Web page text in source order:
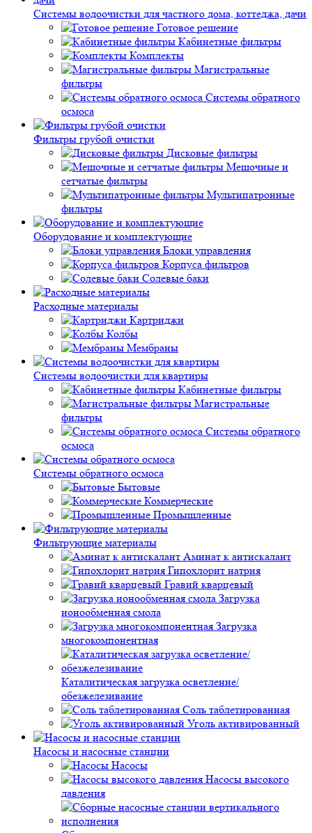
Системы водоочистки для частного дома, коттеджа, дачи
Готовое решение
Кабинетные фильтры
Комплекты
Магистральные
фильтры
Системы обратного
осмоса
Фильтры грубой очистки
Дисковые фильтры
Мешочные и
сетчатые фильтры
Мультипатронные
фильтры
Оборудование и комплектующие
Блоки управления
Корпуса фильтров
Солевые баки
Расходные материалы
Картриджи
Колбы
Мембраны
Системы водоочистки для квартиры
Кабинетные фильтры
Магистральные
фильтры
Системы обратного
осмоса
Системы обратного осмоса
Бытовые
Коммерческие
Промышленные
Фильтрующие материалы
Аминат к антискалант
Гипохлорит натрия
Гравий кварцевый
Загрузка
ионообменная смола
Загрузка
многокомпонентная
Каталитическая загрузка осветление/
обезжелезивание
Соль таблетированная
Уголь активированный
Насосы и насосные станции
Насосы
Насосы высокого
давления